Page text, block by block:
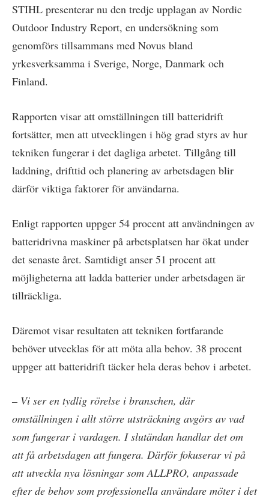
STIHL presenterar nu den tredje upplagan av Nordic
Outdoor Industry Report, en undersökning som
genomförs tillsammans med Novus bland
yrkesverksamma i Sverige, Norge, Danmark och
Finland.
Rapporten visar att omställningen till batteridrift
fortsätter, men att utvecklingen i hög grad styrs av hur
tekniken fungerar i det dagliga arbetet. Tillgång till
laddning, drifttid och planering av arbetsdagen blir
därför viktiga faktorer för användarna.
Enligt rapporten uppger 54 procent att användningen av
batteridrivna maskiner på arbetsplatsen har ökat under
det senaste året. Samtidigt anser 51 procent att
möjligheterna att ladda batterier under arbetsdagen är
tillräckliga.
Däremot visar resultaten att tekniken fortfarande
behöver utvecklas för att möta alla behov. 38 procent
uppger att batteridrift täcker hela deras behov i arbetet.
– Vi ser en tydlig rörelse i branschen, där
omställningen i allt större utsträckning avgörs av vad
som fungerar i vardagen. I slutändan handlar det om
att få arbetsdagen att fungera. Därför fokuserar vi på
att utveckla nya lösningar som ALLPRO, anpassade
efter de behov som professionella användare möter i det